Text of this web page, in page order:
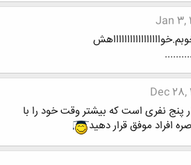
Jan 3,
Dec 28,
پنج نفری است که بیشتر وقت خود را با
افراد موفق قرار دهید